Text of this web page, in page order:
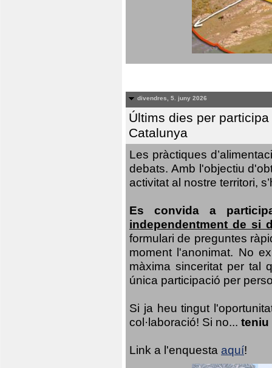
divendres, 5. juny 2026
Últims dies per
Catalunya
Les pràctiques
debats. Amb l'objectiu
activitat al nostre territori,
Es convida a
independentment de si
formulari de preguntes
moment l'anonimat. No
màxima sinceritat per tal
única participació per
Si ja heu tingut
col·laboració! Si no... teniu
Link a l'enquesta aquí!